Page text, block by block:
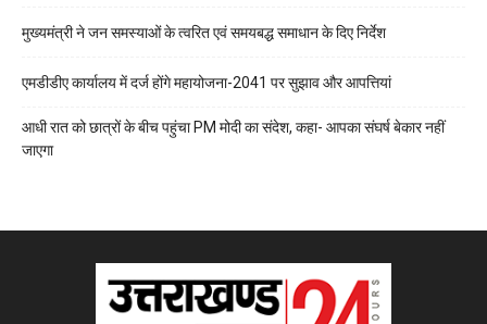
मुख्यमंत्री ने जन समस्याओं के त्वरित एवं समयबद्ध समाधान के दिए निर्देश
एमडीडीए कार्यालय में दर्ज होंगे महायोजना-2041 पर सुझाव और आपत्तियां
आधी रात को छात्रों के बीच पहुंचा PM मोदी का संदेश, कहा- आपका संघर्ष बेकार नहीं
जाएगा